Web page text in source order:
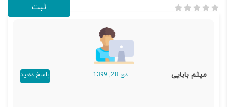
میثم بابایی دی 28, 1399 پاسخ دهید